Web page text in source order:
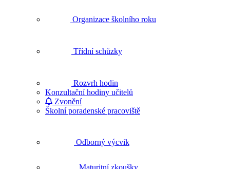
Organizace školního roku
Třídní schůzky
Rozvrh hodin
Konzultační hodiny učitelů
Zvonění
Školní poradenské pracoviště
Odborný výcvik
Maturitní zkoušky